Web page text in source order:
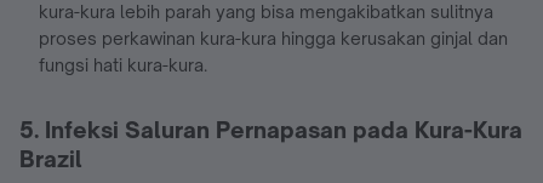
kura-kura lebih parah yang bisa mengakibatkan sulitnya
proses perkawinan kura-kura hingga kerusakan ginjal dan
fungsi hati kura-kura.
5. Infeksi Saluran Pernapasan pada Kura-Kura
Brazil